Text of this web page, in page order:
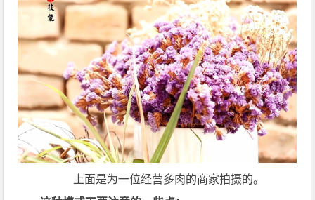
上面是为一位经营多肉的商家拍摄的。